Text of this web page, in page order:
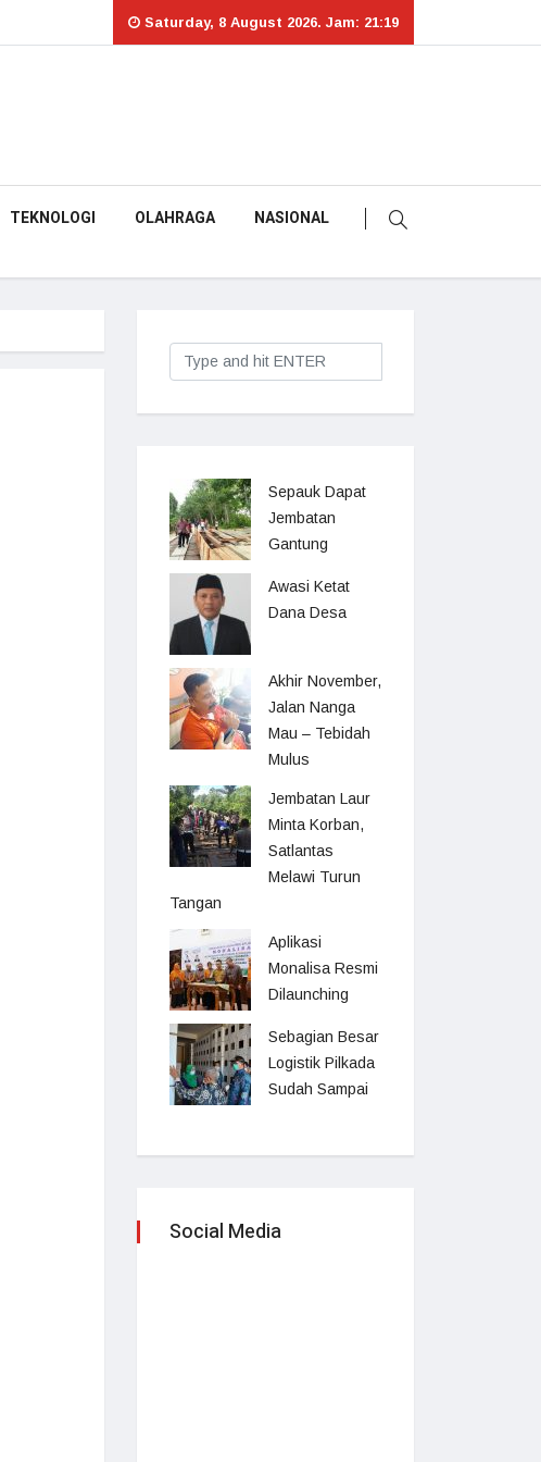
Saturday, 8 August 2026. Jam: 21:19
TEKNOLOGI OLAHRAGA NASIONAL
Sepauk Dapat
Jembatan
Gantung
Awasi Ketat
Dana Desa
Akhir November,
Jalan Nanga
Mau – Tebidah
Mulus
Jembatan Laur
Minta Korban,
Satlantas
Melawi Turun
Tangan
Aplikasi
Monalisa Resmi
Dilaunching
Sebagian Besar
Logistik Pilkada
Sudah Sampai
Social Media